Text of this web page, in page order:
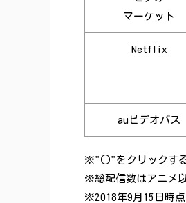
マーケット
Netflix
auビデオパス
※"○"をクリックする
※総配信数はアニメ
※2018年9月15日時